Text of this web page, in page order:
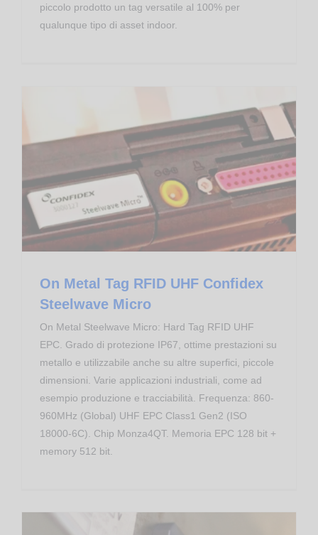
piccolo prodotto un tag versatile al 100% per
qualunque tipo di asset indoor.
On Metal Tag RFID UHF Confidex
Steelwave Micro
On Metal Steelwave Micro: Hard Tag RFID UHF
EPC. Grado di protezione IP67, ottime prestazioni su
metallo e utilizzabile anche su altre superfici, piccole
dimensioni. Varie applicazioni industriali, come ad
esempio produzione e tracciabilità. Frequenza: 860-
960MHz (Global) UHF EPC Class1 Gen2 (ISO
18000-6C). Chip Monza4QT. Memoria EPC 128 bit +
memory 512 bit.